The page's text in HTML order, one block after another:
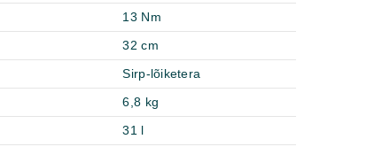
13 Nm
32 cm
Sirp-lõiketera
6,8 kg
31 l